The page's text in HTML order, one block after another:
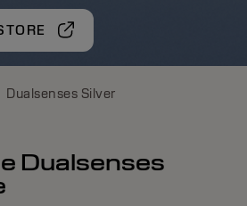
Dualsenses Silver
Dualsenses